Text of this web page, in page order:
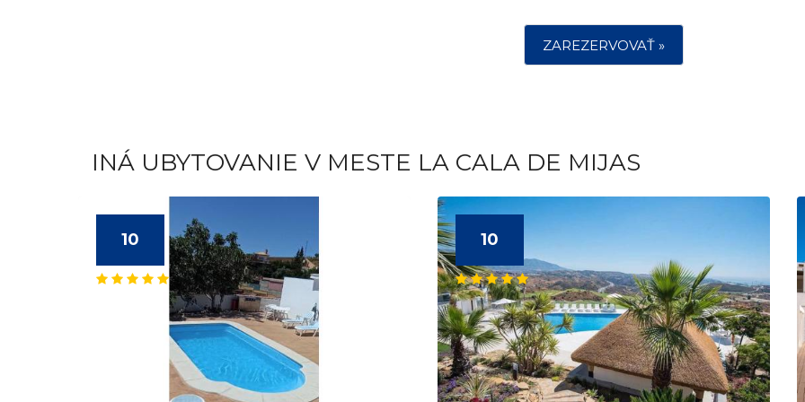
ZAREZERVOVAŤ »
INÁ UBYTOVANIE V MESTE LA CALA DE MIJAS
10 10